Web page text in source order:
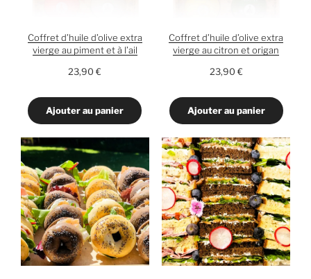
Coffret d’huile d’olive extra
vierge au piment et à l’ail
23,90€
Ajouter au panier
Coffret d’huile d’olive extra
vierge au citron et origan
23,90 €
Ajouter au panier